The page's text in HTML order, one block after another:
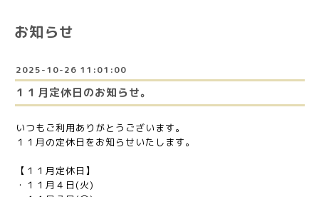
お知らせ
2025-10-26 11:01:00
１１月定休日のお知らせ。
いつもご利用ありがとうございます。
１１月の定休日をお知らせいたします。
【１１月定休日】
・１１月４日(火)